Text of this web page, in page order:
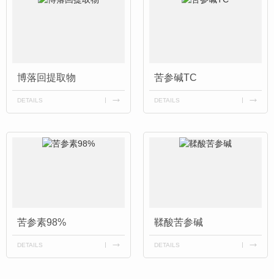
博落回提取物
DETAILS
苦参碱TC
DETAILS
苦参素98%
DETAILS
鞣酸苦参碱
DETAILS